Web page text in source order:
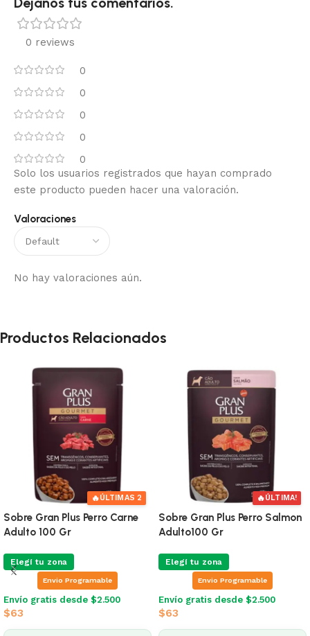
0 reviews
0
0
0
0
0
Valoraciones
No hay valoraciones aún.
Solo los usuarios registrados que hayan comprado
este producto pueden hacer una valoración.
Productos Relacionados
Sieger Perro y Gato
100 Gr
Elegí tu zona
Envio Programable
gratis desde $2.500
195
Sobre Guabi Grain Free Perro
Pollo, Salmon y Vegetales
Elegí tu zona
Envio Programable
Envío gratis desde $2.500
117